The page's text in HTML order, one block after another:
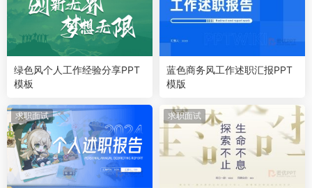
绿色风个人工作经验分享PPT
模板
蓝色商务风工作述职汇报PPT
模版
求职面试 求职面试